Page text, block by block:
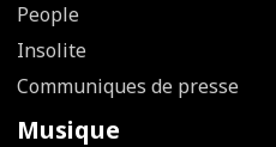
People
Insolite
Communiques de presse
Musique